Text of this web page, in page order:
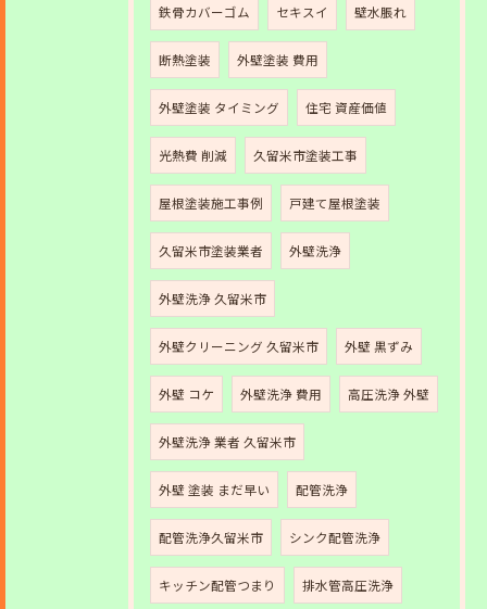
鉄骨カバーゴム セキスイ 壁水脹れ
断熱塗装 外壁塗装 費用
外壁塗装 タイミング 住宅 資産価値
光熱費 削減 久留米市塗装工事
屋根塗装施工事例 戸建て屋根塗装
久留米市塗装業者 外壁洗浄
外壁洗浄 久留米市
外壁クリーニング 久留米市 外壁 黒ずみ
外壁 コケ 外壁洗浄 費用 高圧洗浄 外壁
外壁洗浄 業者 久留米市
外壁 塗装 まだ早い 配管洗浄
配管洗浄久留米市 シンク配管洗浄
キッチン配管つまり 排水管高圧洗浄